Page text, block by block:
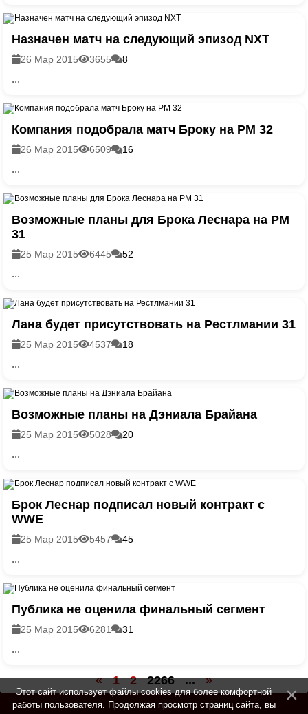
Назначен матч на следующий эпизод NXT
26 Мар 2015 3655 8
...
Компания подобрала матч Броку на РМ 32
26 Мар 2015 6509 16
...
Возможные планы для Брока Леснара на РМ
31
25 Мар 2015 6445 52
...
Лана будет присутствовать на Рестлмании 31
25 Мар 2015 4537 18
...
Возможные планы на Дэниала Брайана
25 Мар 2015 5028 20
...
Брок Леснар подписал новый контракт с
WWE
25 Мар 2015 5457 45
...
Публика не оценила финальный сегмент
25 Мар 2015 6281 31
...
« 1 2 2266 ... »
Этот сайт использует файлы cookies для более комфортной
работы пользователя. Продолжая просмотр страниц сайта, вы